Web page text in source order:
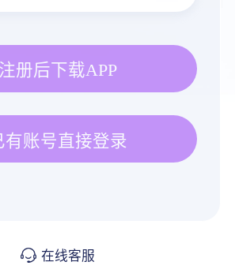
注册后下载APP
有账号直接登录
在线客服